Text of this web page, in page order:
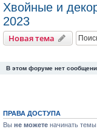
Хвойные и
2023
Новая тема
Новаятема
В этом форуме нет
ПРАВА ДОСТУПА
Вы не можете начинать темы